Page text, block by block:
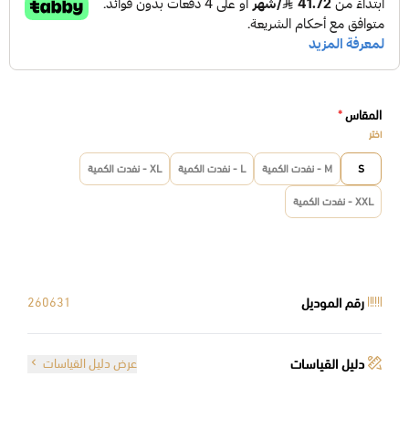
المقاس*
اختر
S M - نفدت الكمية L - نفدت الكمية
XL - نفدت الكمية
XXL - نفدت الكمية
رقم الموديل 260631
دليل القياسات عرض دليل القياسات